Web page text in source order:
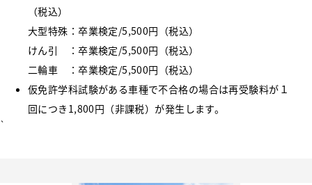
（税込）
大型特殊：卒業検定/5,500円（税込）
けん引 ：卒業検定/5,500円（税込）
二輪車 ：卒業検定/5,500円（税込）
仮免許学科試験がある車種で不合格の場合は再受験料が１
回につき1,800円（非課税）が発生します。
`